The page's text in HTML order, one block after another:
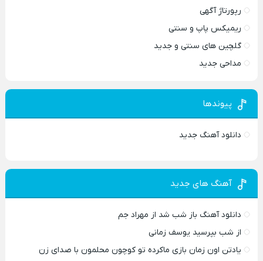
رپورتاژ آگهی
ریمیکس پاپ و سنتی
گلچین های سنتی و جدید
مداحی جدید
پیوندها
دانلود آهنگ جدید
آهنگ های جدید
دانلود آهنگ باز شب شد از مهراد جم
از شب بپرسید یوسف زمانی
یادتن اون زمان بازی ماکرده تو کوچون محلمون با صدای زن